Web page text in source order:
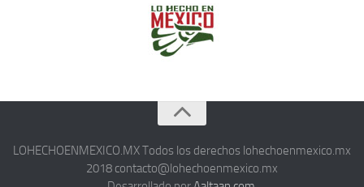
LOHECHOENMEXICO.MX Todos los derechos lohechoenmexico.mx
2018 contacto@lohechoenmexico.mx